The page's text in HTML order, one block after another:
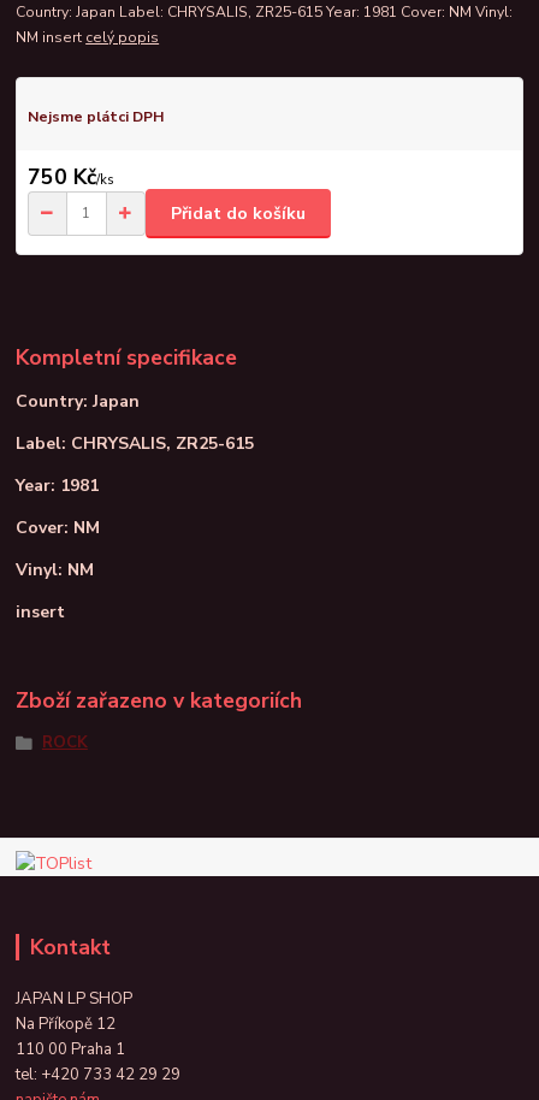
Country: Japan Label: CHRYSALIS, ZR25-615 Year: 1981 Cover: NM Vinyl:
NM insert celý popis
Nejsme plátci DPH
750 Kč/ks
Přidat do košíku
Kompletní specifikace
Country: Japan
Label: CHRYSALIS, ZR25-615
Year: 1981
Cover: NM
Vinyl: NM
insert
Zboží zařazeno v kategoriích
ROCK
Kontakt
JAPAN LP SHOP
Na Příkopě 12
110 00 Praha 1
tel: +420 733 42 29 29